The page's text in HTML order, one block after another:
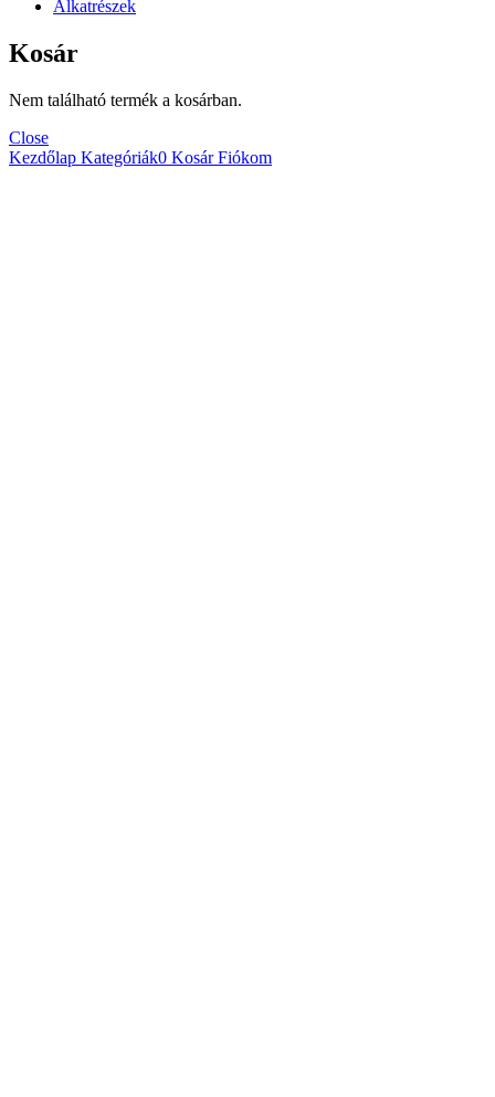
Alkatrészek
Kosár
Nem található termék a kosárban.
Close
Kezdőlap Kategóriák0 KosárFiókom